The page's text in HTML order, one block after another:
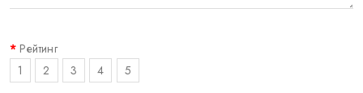
Рейтинг
1
2 3 4 5